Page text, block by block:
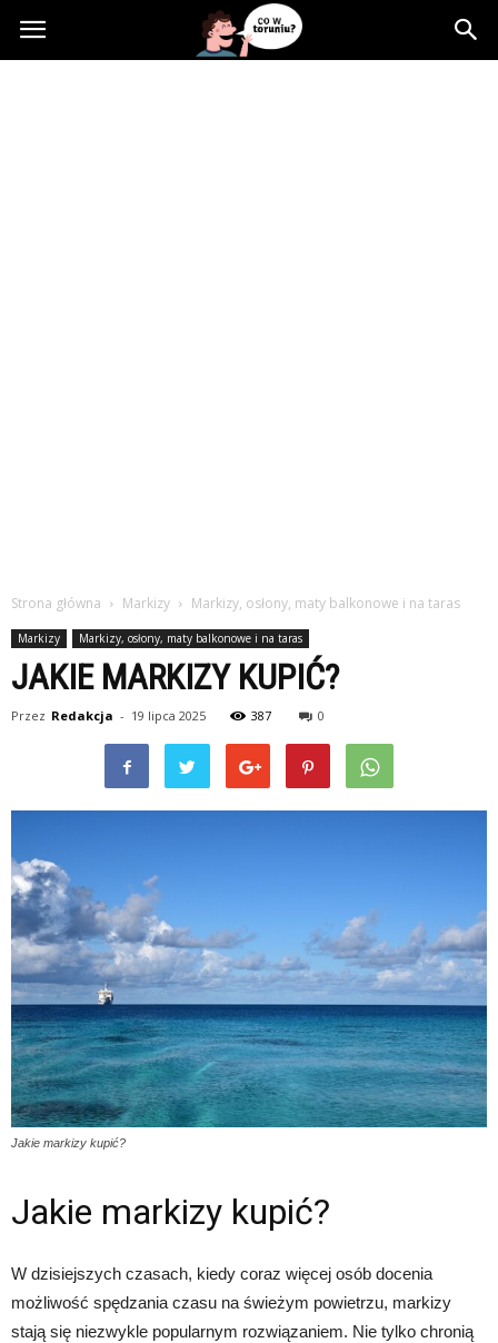
Cowtoruniu.pl
Strona główna Markizy Markizy, osłony, maty balkonowe i na taras
Markizy Markizy, osłony, maty balkonowe i na taras
JAKIE MARKIZY KUPIĆ?
Przez Redakcja - 19 lipca 2025 387 0
Jakie markizy kupić?
Jakie markizy kupić?
W dzisiejszych czasach, kiedy coraz więcej osób docenia
możliwość spędzania czasu na świeżym powietrzu, markizy
stają się niezwykle popularnym rozwiązaniem. Nie tylko chronią